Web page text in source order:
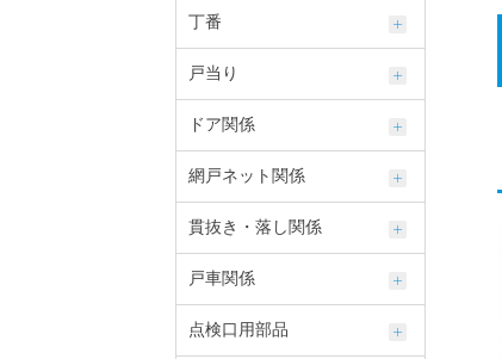
丁番
戸当り
ドア関係
網戸ネット関係
貫抜き・落し関係
戸車関係
点検口用部品